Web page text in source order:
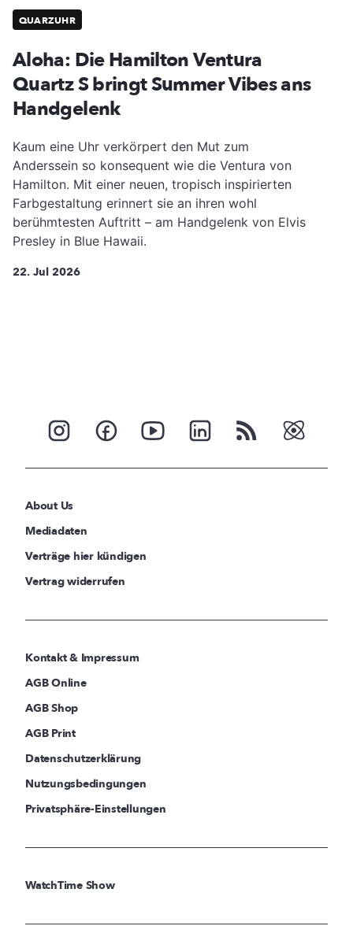
QUARZUHR
Aloha: Die Hamilton Ventura
Quartz S bringt Summer Vibes ans
Handgelenk
Kaum eine Uhr verkörpert den Mut zum
Anderssein so konsequent wie die Ventura von
Hamilton. Mit einer neuen, tropisch inspirierten
Farbgestaltung erinnert sie an ihren wohl
berühmtesten Auftritt – am Handgelenk von Elvis
Presley in Blue Hawaii.
22. Jul 2026
About Us
Mediadaten
Verträge hier kündigen
Vertrag widerrufen
Kontakt & Impressum
AGB Online
AGB Shop
AGB Print
Datenschutzerklärung
Nutzungsbedingungen
Privatsphäre-Einstellungen
WatchTime Show